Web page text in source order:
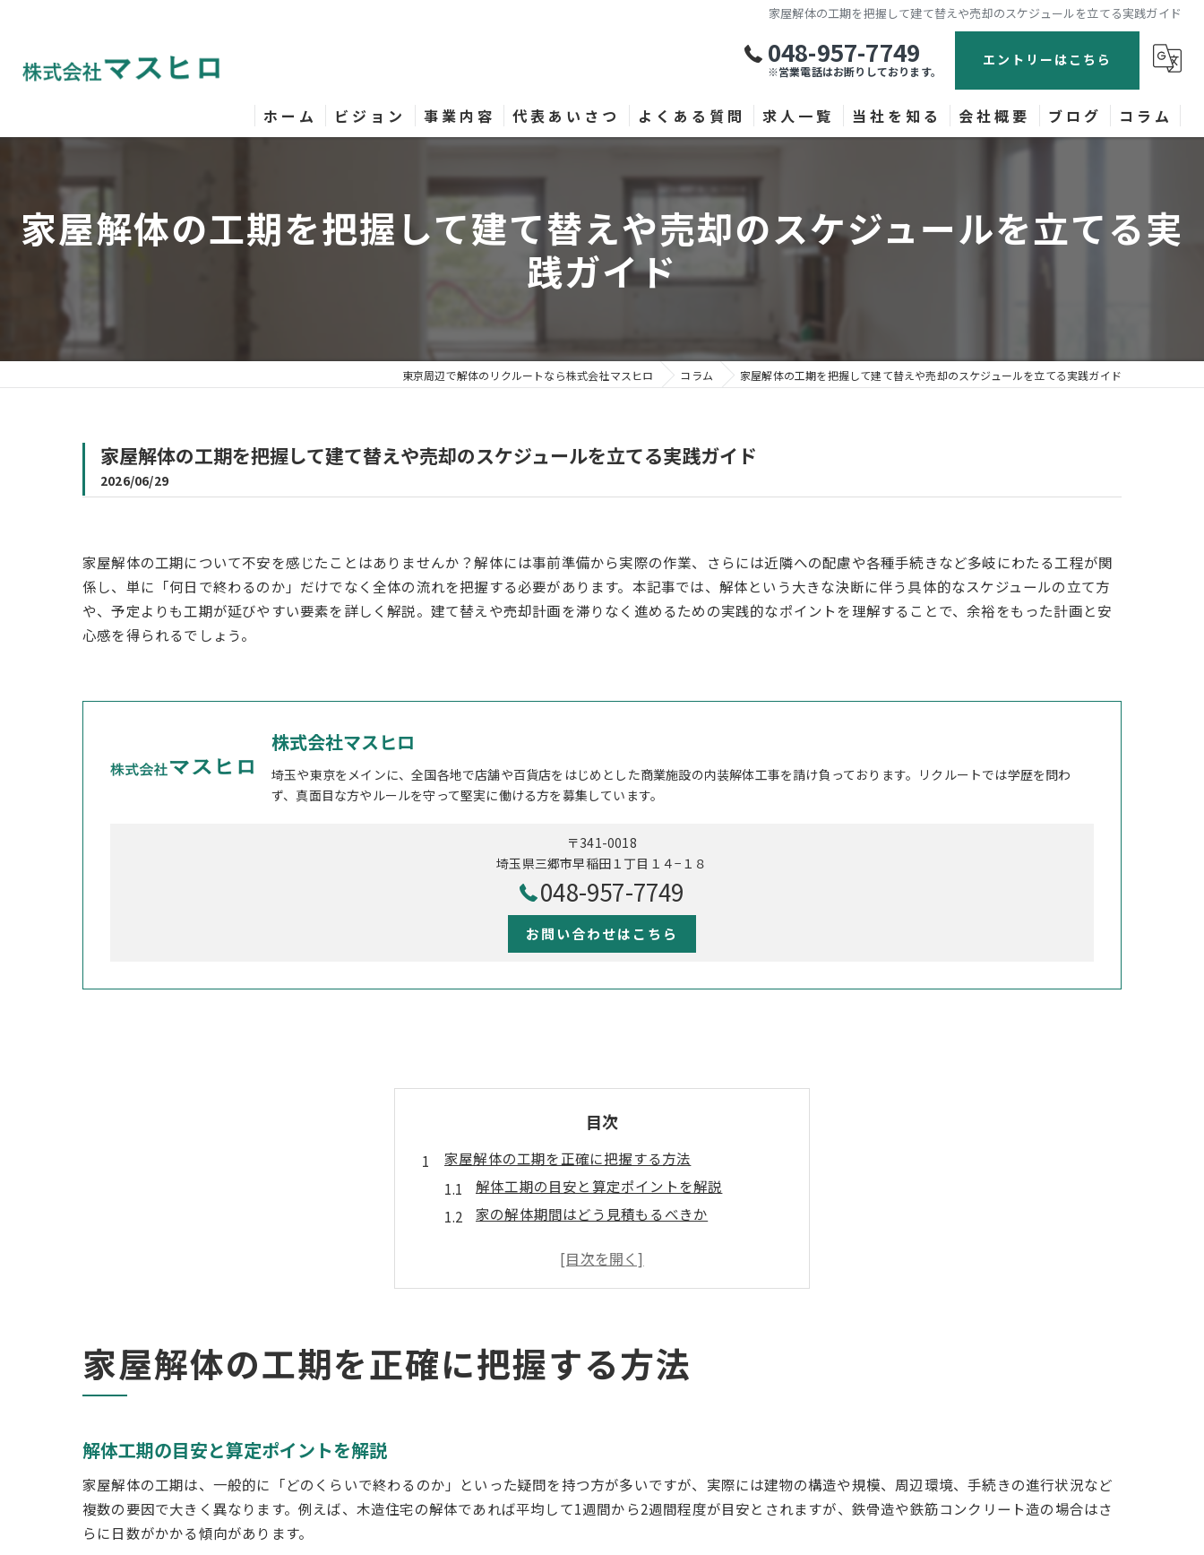
家屋解体の工期を把握して建て替えや売却のスケジュールを立てる実践ガイド
048-957-7749
※営業電話はお断りしております。
エントリーはこちら
ホーム ビジョン 事業内容 代表あいさつ よくある質問 求人一覧 当社を知る
転職
会社概要 ブログ コラム
家屋解体の工期を把握して建て替えや売却のスケジュールを立てる実
践ガイド
東京周辺で解体のリクルートなら株式会社マスヒロ コラム 家屋解体の工期を把握して建て替えや売却のスケジュールを立てる実践ガイド
家屋解体の工期を把握して建て替えや売却のスケジュールを立てる実践ガイド
2026/06/29
家屋解体の工期について不安を感じたことはありませんか？解体には事前準備から実際の作業、さらには近隣への配慮や各種手続きなど多岐にわたる工程が関
係し、単に「何日で終わるのか」だけでなく全体の流れを把握する必要があります。本記事では、解体という大きな決断に伴う具体的なスケジュールの立て方
や、予定よりも工期が延びやすい要素を詳しく解説。建て替えや売却計画を滞りなく進めるための実践的なポイントを理解することで、余裕をもった計画と安
心感を得られるでしょう。
株式会社マスヒロ
埼玉や東京をメインに、全国各地で店舗や百貨店をはじめとした商業施設の内装解体工事を請け負っております。リクルートでは学歴を問わ
ず、真面目な方やルールを守って堅実に働ける方を募集しています。
〒341-0018
埼玉県三郷市早稲田１丁目１４−１８
048-957-7749
お問い合わせはこちら
目次
家屋解体の工期を正確に把握する方法
解体工期の目安と算定ポイントを解説
家の解体期間はどう見積もるべきか
木造住宅と他構造で工期に差が出る理由
解体工期が遅れる主な要因と対応策
天候や近隣配慮が工期に与える影響
スムーズな解体を実現するスケジュール術
解体スケジュールの立て方と実践例
家屋解体の工期を正確に把握する方法
解体工期の目安と算定ポイントを解説
家屋解体の工期は、一般的に「どのくらいで終わるのか」といった疑問を持つ方が多いですが、実際には建物の構造や規模、周辺環境、手続きの進行状況など
複数の要因で大きく異なります。例えば、木造住宅の解体であれば平均して1週間から2週間程度が目安とされますが、鉄骨造や鉄筋コンクリート造の場合はさ
らに日数がかかる傾向があります。